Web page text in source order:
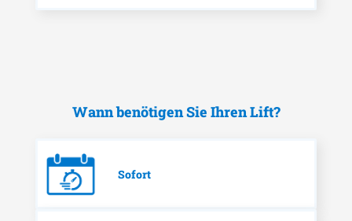
Wann benötigen Sie Ihren Lift?
Sofort